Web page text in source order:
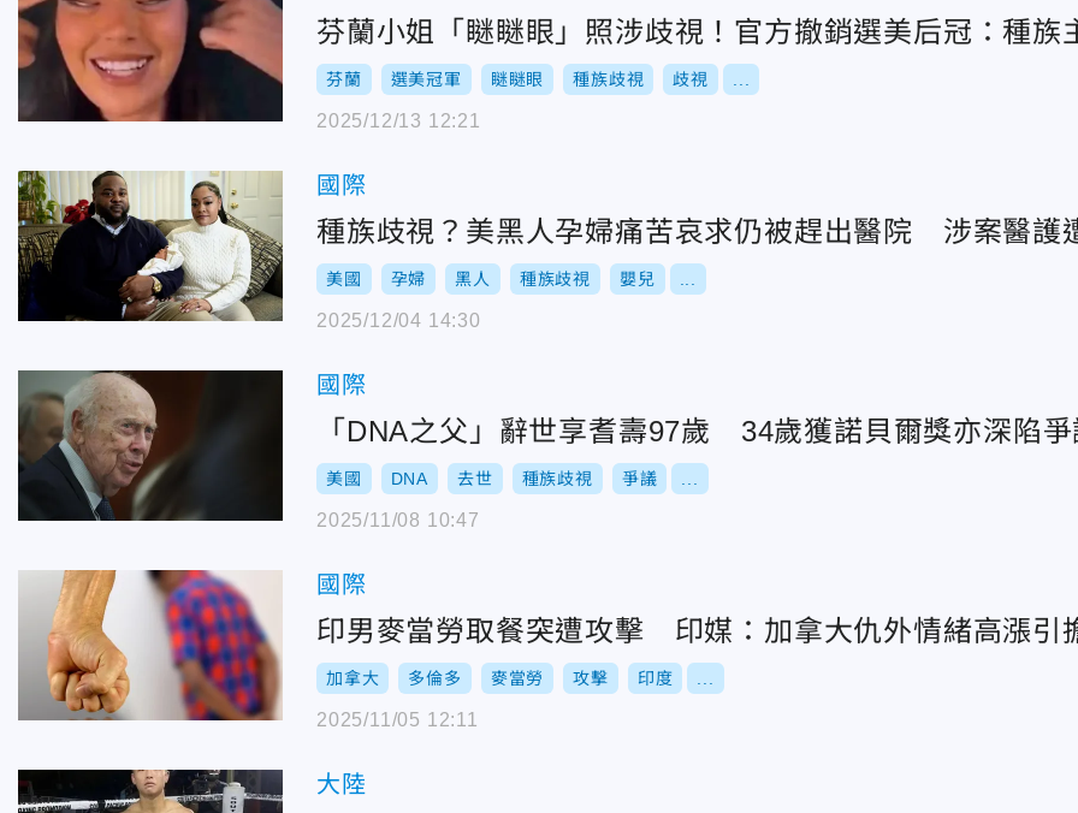
芬蘭小姐「瞇瞇眼」照涉歧視！官方撤銷選美后冠：種族
芬蘭 選美冠軍 瞇瞇眼 種族歧視 歧視
2025/12/13 12:21
國際
種族歧視？美黑人孕婦痛苦哀求仍被趕出醫院 涉案醫護
美國 孕婦 黑人 種族歧視 嬰兒
2025/12/04 14:30
國際
「DNA之父」辭世享耆壽97歲 34歲獲諾貝爾獎亦深陷
美國 DNA 去世 種族歧視 爭議
2025/11/08 10:47
國際
印男麥當勞取餐突遭攻擊 印媒：加拿大仇外情緒高漲引
加拿大 多倫多 麥當勞 攻擊 印度
2025/11/05 12:11
大陸